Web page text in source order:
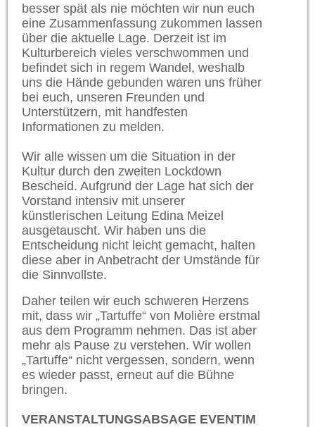
besser spät als nie möchten wir nun euch
eine Zusammenfassung zukommen lassen
über die aktuelle Lage. Derzeit ist im
Kulturbereich vieles verschwommen und
befindet sich in regem Wandel, weshalb
uns die Hände gebunden waren uns früher
bei euch, unseren Freunden und
Unterstützern, mit handfesten
Informationen zu melden.
Wir alle wissen um die Situation in der
Kultur durch den zweiten Lockdown
Bescheid. Aufgrund der Lage hat sich der
Vorstand intensiv mit unserer
künstlerischen Leitung Edina Meizel
ausgetauscht. Wir haben uns die
Entscheidung nicht leicht gemacht, halten
diese aber in Anbetracht der Umstände für
die Sinnvollste.
Daher teilen wir euch schweren Herzens
mit, dass wir „Tartuffe“ von Molière erstmal
aus dem Programm nehmen. Das ist aber
mehr als Pause zu verstehen. Wir wollen
„Tartuffe“ nicht vergessen, sondern, wenn
es wieder passt, erneut auf die Bühne
bringen.
VERANSTALTUNGSABSAGE EVENTIM